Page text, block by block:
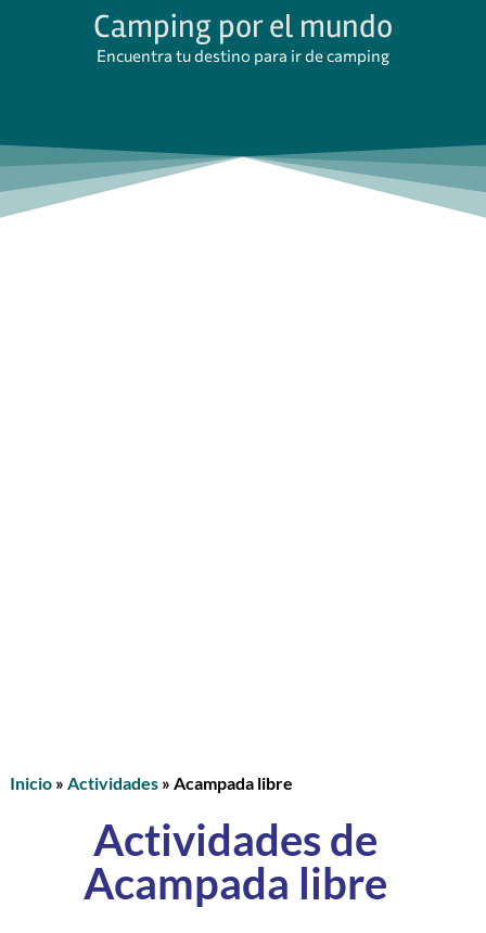
Camping por el mundo
Encuentra tu destino para ir de camping
Inicio» Actividades» Acampada libre
Actividades de
Acampada libre